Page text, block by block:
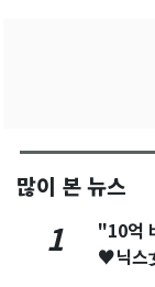
많이 본 뉴스
1
"10억
♥닉스